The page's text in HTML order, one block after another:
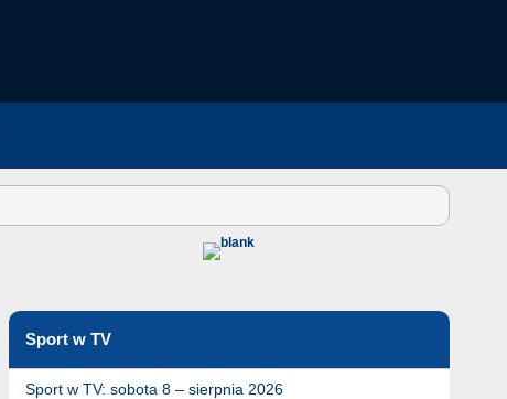
Sport w TV
Sport w TV: sobota 8 – sierpnia 2026